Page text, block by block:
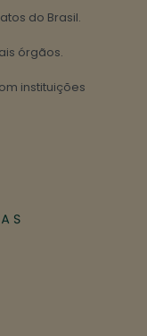
do Brasil.
órgãos.
instituições